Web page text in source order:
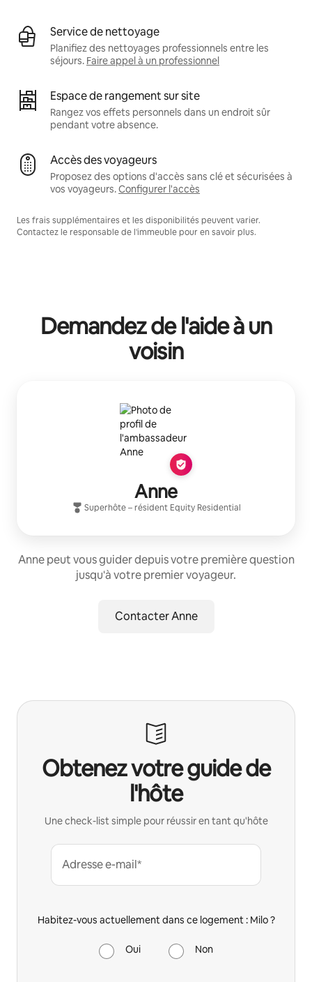
Service de nettoyage
Planifiez des nettoyages professionnels entre les
séjours. Faire appel à un professionnel
Espace de rangement sur site
Rangez vos effets personnels dans un endroit sûr
pendant votre absence.
Accès des voyageurs
Proposez des options d'accès sans clé et sécurisées à
vos voyageurs.Configurer l'accès
Les frais supplémentaires et les disponibilités peuvent varier.
Contactez le responsable de l'immeuble pour en savoir plus.
Demandez de l'aide à un
voisin
Anne
Superhôte– résident Equity Residential
Anne peut vous guider depuis votre première question
jusqu'à votre premier voyageur.
Contacter Anne
Obtenez votre guide de
l'hôte
Une check-list simple pour réussir en tant qu'hôte
Adresse e-mail*
Habitez-vous actuellement dans ce logement : Milo ?
Oui Non